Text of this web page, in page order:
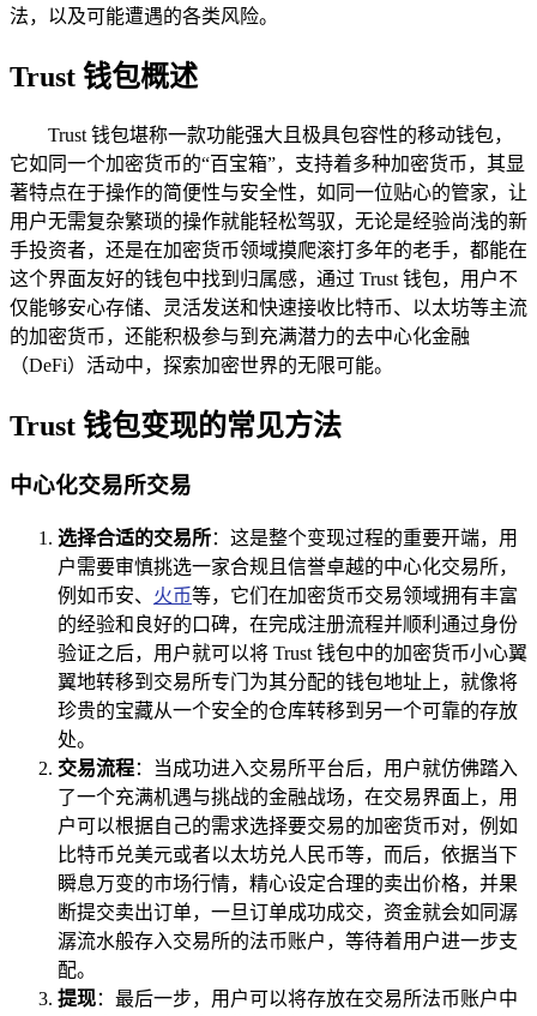
法，以及可能遭遇的各类风险。
Trust 钱包概述
Trust 钱包堪称一款功能强大且极具包容性的移动钱包，
它如同一个加密货币的“百宝箱”，支持着多种加密货币，其显
著特点在于操作的简便性与安全性，如同一位贴心的管家，让
用户无需复杂繁琐的操作就能轻松驾驭，无论是经验尚浅的新
手投资者，还是在加密货币领域摸爬滚打多年的老手，都能在
这个界面友好的钱包中找到归属感，通过 Trust 钱包，用户不
仅能够安心存储、灵活发送和快速接收比特币、以太坊等主流
的加密货币，还能积极参与到充满潜力的去中心化金融
（DeFi）活动中，探索加密世界的无限可能。
Trust 钱包变现的常见方法
中心化交易所交易
选择合适的交易所：这是整个变现过程的重要开端，用
户需要审慎挑选一家合规且信誉卓越的中心化交易所，
例如币安、 火币等，它们在加密货币交易领域拥有丰富
的经验和良好的口碑，在完成注册流程并顺利通过身份
验证之后，用户就可以将 Trust 钱包中的加密货币小心翼
翼地转移到交易所专门为其分配的钱包地址上，就像将
珍贵的宝藏从一个安全的仓库转移到另一个可靠的存放
处。
交易流程：当成功进入交易所平台后，用户就仿佛踏入
了一个充满机遇与挑战的金融战场，在交易界面上，用
户可以根据自己的需求选择要交易的加密货币对，例如
比特币兑美元或者以太坊兑人民币等，而后，依据当下
瞬息万变的市场行情，精心设定合理的卖出价格，并果
断提交卖出订单，一旦订单成功成交，资金就会如同潺
潺流水般存入交易所的法币账户，等待着用户进一步支
配。
提现：最后一步，用户可以将存放在交易所法币账户中